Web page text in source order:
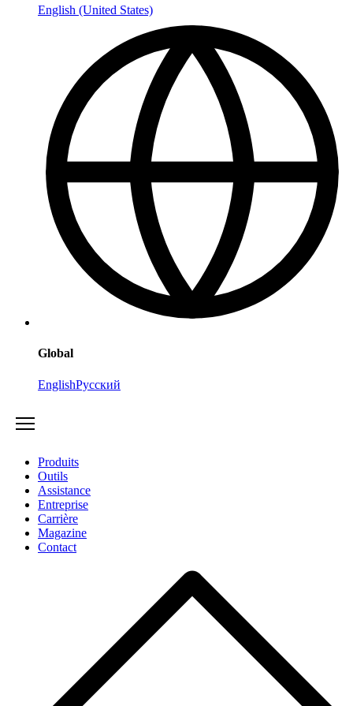
English (United States)
Global
EnglishРусский
Produits
Outils
Assistance
Entreprise
Carrière
Magazine
Contact